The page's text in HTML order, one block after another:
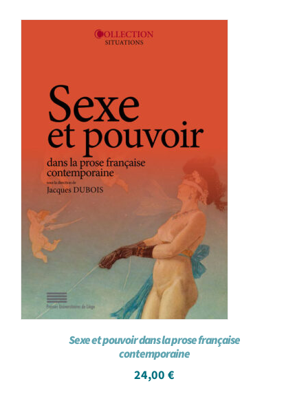
Sexe et pouvoir dans la prose française
contemporaine
24,00 €